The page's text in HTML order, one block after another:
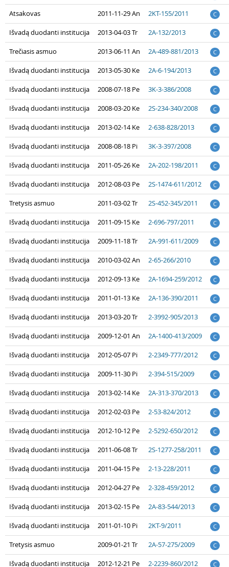
Atsakovas 2011-11-29 An 2KT-155/2011 C
Išvadą duodanti institucija 2013-04-03 Tr 2A-132/2013 C
Trečiasis asmuo 2013-06-11 An 2A-489-881/2013 C
Išvadą duodanti institucija 2013-05-30 Ke 2A-6-194/2013 C
Išvadą duodanti institucija 2008-07-18 Pe 3K-3-386/2008 C
Išvadą duodanti institucija 2008-03-20 Ke 2S-234-340/2008 C
Išvadą duodanti institucija 2013-02-14 Ke 2-638-828/2013 C
Išvadą duodanti institucija 2008-08-18 Pi 3K-3-397/2008 C
Išvadą duodanti institucija 2011-05-26 Ke 2A-202-198/2011 C
Išvadą duodanti institucija 2012-08-03 Pe 2S-1474-611/2012 C
Tretysis asmuo 2011-03-02 Tr 2S-452-345/2011 C
Išvadą duodanti institucija 2011-09-15 Ke 2-696-797/2011 C
Išvadą duodanti institucija 2009-11-18 Tr 2A-991-611/2009 C
Išvadą duodanti institucija 2010-03-02 An 2-65-266/2010 C
Išvadą duodanti institucija 2012-09-13 Ke 2A-1694-259/2012 C
Išvadą duodanti institucija 2011-01-13 Ke 2A-136-390/2011 C
Išvadą duodanti institucija 2013-03-20 Tr 2-3992-905/2013 C
Išvadą duodanti institucija 2009-12-01 An 2A-1400-413/2009 C
Išvadą duodanti institucija 2012-05-07 Pi 2-2349-777/2012 C
Išvadą duodanti institucija 2009-11-30 Pi 2-394-515/2009 C
Išvadą duodanti institucija 2013-02-14 Ke 2A-313-370/2013 C
Išvadą duodanti institucija 2012-02-03 Pe 2-53-824/2012 C
Išvadą duodanti institucija 2012-10-12 Pe 2-5292-650/2012 C
Išvadą duodanti institucija 2011-06-08 Tr 2S-1277-258/2011 C
Išvadą duodanti institucija 2011-04-15 Pe 2-13-228/2011 C
Išvadą duodanti institucija 2012-04-27 Pe 2-328-459/2012 C
Išvadą duodanti institucija 2013-02-15 Pe 2A-83-544/2013 C
Išvadą duodanti institucija 2011-01-10 Pi 2KT-9/2011 C
Tretysis asmuo 2009-01-21 Tr 2A-57-275/2009 C
Išvadą duodanti institucija 2012-12-21 Pe 2-2239-860/2012 C